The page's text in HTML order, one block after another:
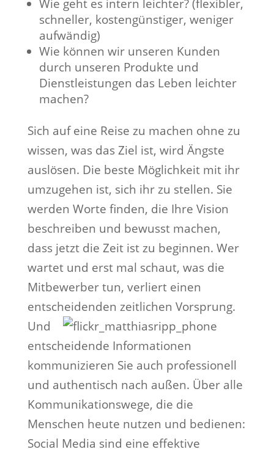
Wie geht es intern leichter? (flexibler,
schneller, kostengünstiger, weniger
aufwändig)
Wie können wir unseren Kunden
durch unseren Produkte und
Dienstleistungen das Leben leichter
machen?
Sich auf eine Reise zu machen ohne zu
wissen, was das Ziel ist, wird Ängste
auslösen. Die beste Möglichkeit mit ihr
umzugehen ist, sich ihr zu stellen. Sie
werden Worte finden, die Ihre Vision
beschreiben und bewusst machen,
dass jetzt die Zeit ist zu beginnen. Wer
wartet und erst mal schaut, was die
Mitbewerber tun, verliert einen
entscheidenden zeitlichen Vorsprung.
Und
entscheidende Informationen
kommunizieren Sie auch professionell
und authentisch nach außen. Über alle
Kommunikationswege, die die
Menschen heute nutzen und bedienen:
Social Media sind eine effektive